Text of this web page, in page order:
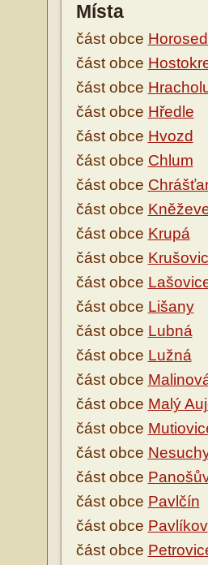
Místa
část obce
část obce
část obce
část obce Hředle
část obce Hvozd
část obce Chlum
část obce
část obce
část obce Krupá
část obce
část obce
část obce Lišany
část obce Lubná
část obce Lužná
část obce
část obce Malý
část obce
část obce
část obce
část obce Pavlčín
část obce Pavlíkov
část obce